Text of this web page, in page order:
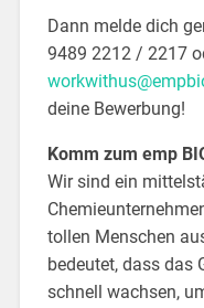
Dann melde dich
9489 2212 / 2217
deine Bewerbung!
Komm zum emp
Wir sind ein
tollen Menschen
bedeutet, dass das
schnell wachsen,